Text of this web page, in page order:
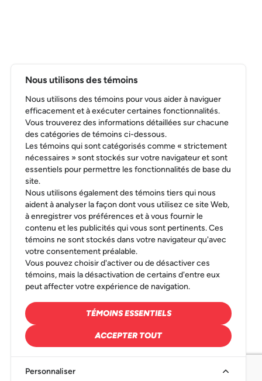
Nous utilisons des témoins
Nous utilisons des témoins pour vous aider à naviguer
efficacement et à exécuter certaines fonctionnalités.
Vous trouverez des informations détaillées sur chacune
des catégories de témoins ci-dessous.
Les témoins qui sont catégorisés comme « strictement
nécessaires » sont stockés sur votre navigateur et sont
essentiels pour permettre les fonctionnalités de base du
site.
Nous utilisons également des témoins tiers qui nous
aident à analyser la façon dont vous utilisez ce site Web,
à enregistrer vos préférences et à vous fournir le
contenu et les publicités qui vous sont pertinents. Ces
témoins ne sont stockés dans votre navigateur qu'avec
votre consentement préalable.
Vous pouvez choisir d'activer ou de désactiver ces
témoins, mais la désactivation de certains d'entre eux
peut affecter votre expérience de navigation.
TÉMOINS ESSENTIELS
ACCEPTER TOUT
Personnaliser